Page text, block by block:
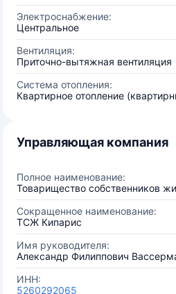
Электроснабжение:
Центральное
Вентиляция:
Приточно-вытяжная вентиляция
Система отопления:
Квартирное отопление
Управляющая компания
Полное наименование:
Товарищество собственников
Сокращенное наименование:
ТСЖ Кипарис
Имя руководителя:
Александр Филиппович
ИНН:
5260292065